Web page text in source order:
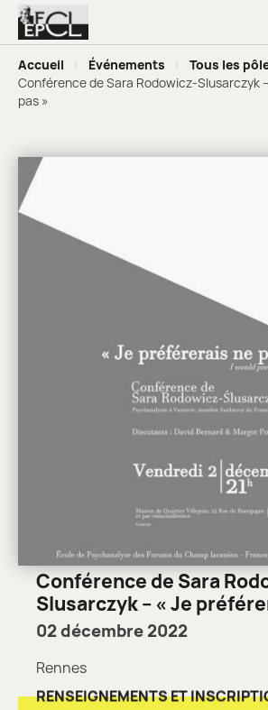
Accueil > Événements > Tous les
Conférence de Sara Rodowicz-Slusarczyk
pas »
Conférence de Sara
Slusarczyk – « Je
02 décembre 2022
Rennes
RENSEIGNEMENTS ET